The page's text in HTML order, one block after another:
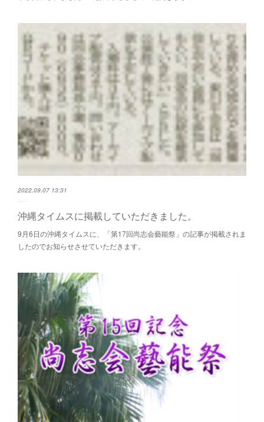
2022.09.07 13:31
沖縄タイムスに掲載していただきました。
9月6日の沖縄タイムスに、「第17回尚志会藝能祭」の記事が掲載されま
したのでお知らせさせていただきます。